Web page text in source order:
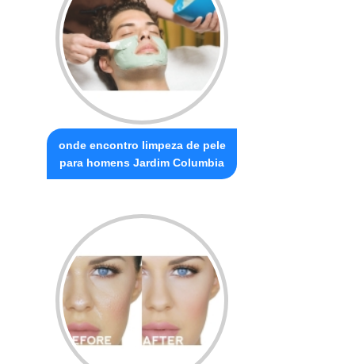
onde encontro limpeza de pele
para homens Jardim Columbia